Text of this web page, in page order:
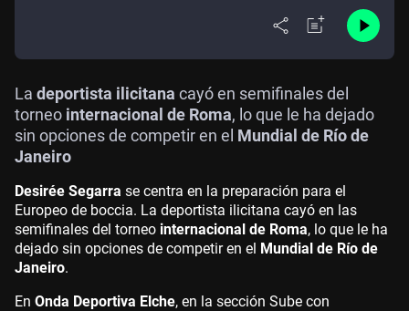
La deportista ilicitana cayó en semifinales del
torneo internacional de Roma, lo que le ha dejado
sin opciones de competir en el Mundial de Río de
Janeiro
Desirée Segarra se centra en la preparación para el
Europeo de boccia. La deportista ilicitana cayó en las
semifinales del torneo internacional de Roma, lo que le ha
dejado sin opciones de competir en el Mundial de Río de
Janeiro.
En Onda Deportiva Elche, en la sección Sube con